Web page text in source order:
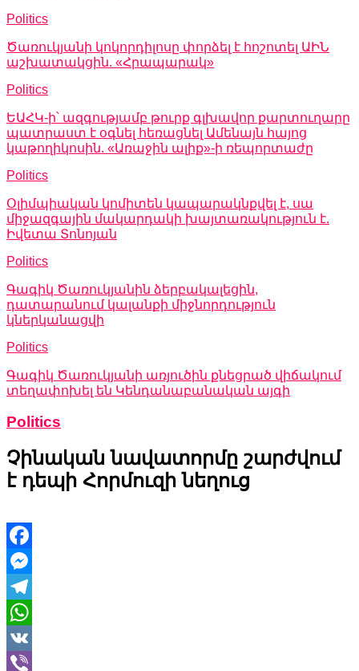
Politics
Ծառուկյանի կոկորդիլոսը փորձել է հոշոտել ԱԻՆ
աշխատակցին. «Հրապարակ»
Politics
ԵԱՀԿ-ի՝ ազգությամբ թուրք գլխավոր քարտուղարը
պատրաստ է օգնել հեռացնել Ամենայն հայոց
կաթողիկոսին. «Առաջին ալիք»-ի ռեպորտաժը
Politics
Օլիմպիական կոմիտեն կապարակնքվել է, սա
միջազգային մակարդակի խայտառակություն է.
Իվետա Տոնոյան
Politics
Գագիկ Ծառուկյանին ձերբակալեցին,
դատարանում կալանքի միջնորդություն
կներկանացվի
Politics
Գագիկ Ծառուկյանի առյուծին քնեցրած վիճակում
տեղափոխել են Կենդանաբանական այգի
Politics
Չինական նավատորմը շարժվում
է դեպի Հորմուզի նեղուց
Facebook
Messenger
Telegram
WhatsApp
VK